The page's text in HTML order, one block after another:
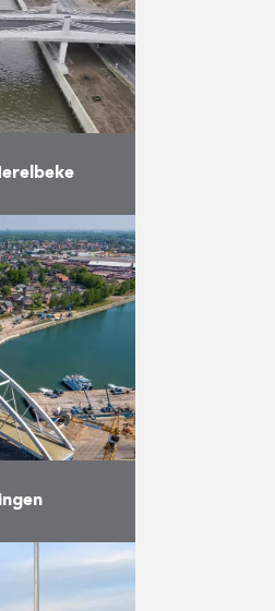
was
voldeed
voor
schepen.
…
werd de
Kuringen
Kiere was